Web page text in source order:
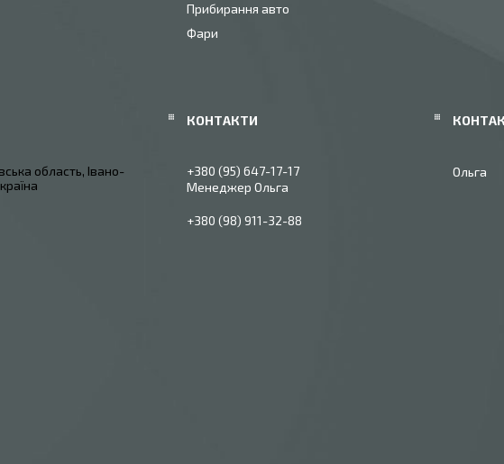
Прибирання авто
Фари
область, Івано-
+380 (95) 647-17-17
Менеджер Ольга
+380 (98) 911-32-88
Ольга